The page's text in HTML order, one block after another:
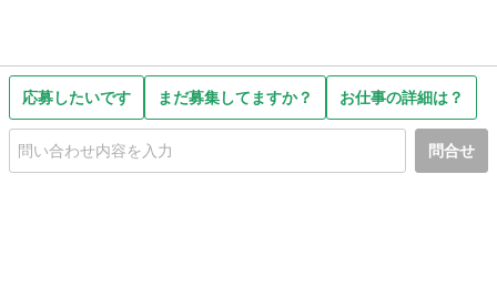
応募したいです まだ募集してますか？ お仕事の詳細は？
問合せ